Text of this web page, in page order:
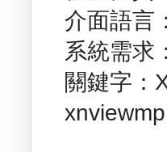
介面語言
系統需求
關鍵字：